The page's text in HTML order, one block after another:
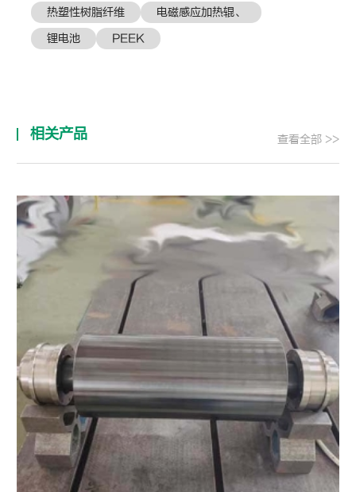
热塑性树脂纤维
电磁感应加热辊、
锂电池
PEEK
相关产品 查看全部 >>